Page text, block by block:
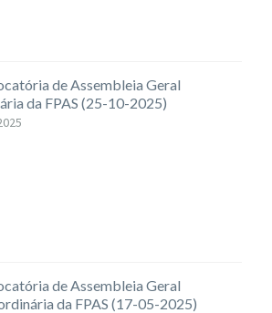
de Assembleia Geral
da FPAS (25-10-2025)
de Assembleia Geral
da FPAS (17-05-2025)